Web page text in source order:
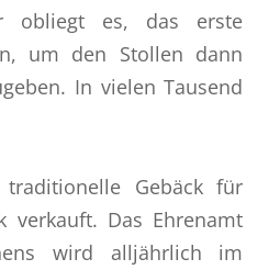
obliegt es, das erste
um den Stollen dann
In vielen Tausend
Gebäck für
verkauft. Das Ehrenamt
wird alljährlich im